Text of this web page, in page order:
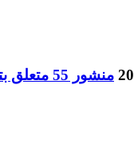
منشور 55